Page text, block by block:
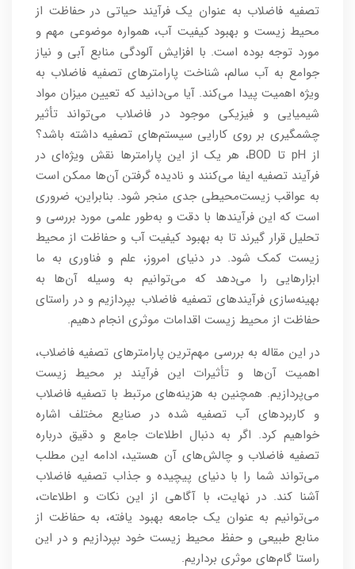
تصفیه فاضلاب به عنوان یک فرآیند حیاتی در حفاظت از
محیط زیست و بهبود کیفیت آب، همواره موضوعی مهم و
مورد توجه بوده است. با افزایش آلودگی منابع آبی و نیاز
جوامع به آب سالم، شناخت پارامترهای تصفیه فاضلاب به
ویژه اهمیت پیدا می‌کند. آیا می‌دانید که تعیین میزان مواد
شیمیایی و فیزیکی موجود در فاضلاب می‌تواند تأثیر
چشمگیری بر روی کارایی سیستم‌های تصفیه داشته باشد؟
از pH تا BOD، هر یک از این پارامترها نقش ویژه‌ای در
فرآیند تصفیه ایفا می‌کنند و نادیده گرفتن آن‌ها ممکن است
به عواقب زیست‌محیطی جدی منجر شود. بنابراین، ضروری
است که این فرآیندها با دقت و به‌طور علمی مورد بررسی و
تحلیل قرار گیرند تا به بهبود کیفیت آب و حفاظت از محیط
زیست کمک شود. در دنیای امروز، علم و فناوری به ما
ابزارهایی را می‌دهد که می‌توانیم به وسیله آن‌ها به
بهینه‌سازی فرآیندهای تصفیه فاضلاب بپردازیم و در راستای
حفاظت از محیط زیست اقدامات موثری انجام دهیم.
در این مقاله به بررسی مهم‌ترین پارامترهای تصفیه فاضلاب،
اهمیت آن‌ها و تأثیرات این فرآیند بر محیط زیست
می‌پردازیم. همچنین به هزینه‌های مرتبط با تصفیه فاضلاب
و کاربردهای آب تصفیه شده در صنایع مختلف اشاره
خواهیم کرد. اگر به دنبال اطلاعات جامع و دقیق درباره
تصفیه فاضلاب و چالش‌های آن هستید، ادامه این مطلب
می‌تواند شما را با دنیای پیچیده و جذاب تصفیه فاضلاب
آشنا کند. در نهایت، با آگاهی از این نکات و اطلاعات،
می‌توانیم به عنوان یک جامعه بهبود یافته، به حفاظت از
منابع طبیعی و حفظ محیط زیست خود بپردازیم و در این
راستا گام‌های موثری برداریم.